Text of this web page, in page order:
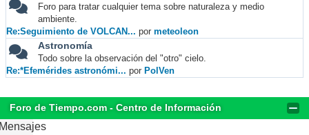
Foro para tratar cualquier tema sobre naturaleza y medio
ambiente.
Re:Seguimiento de VOLCAN... por meteoleon
Astronomía
Todo sobre la observación del "otro" cielo.
Re:*Efemérides astronómi... por PolVen
Foro de Tiempo.com - Centro de Información